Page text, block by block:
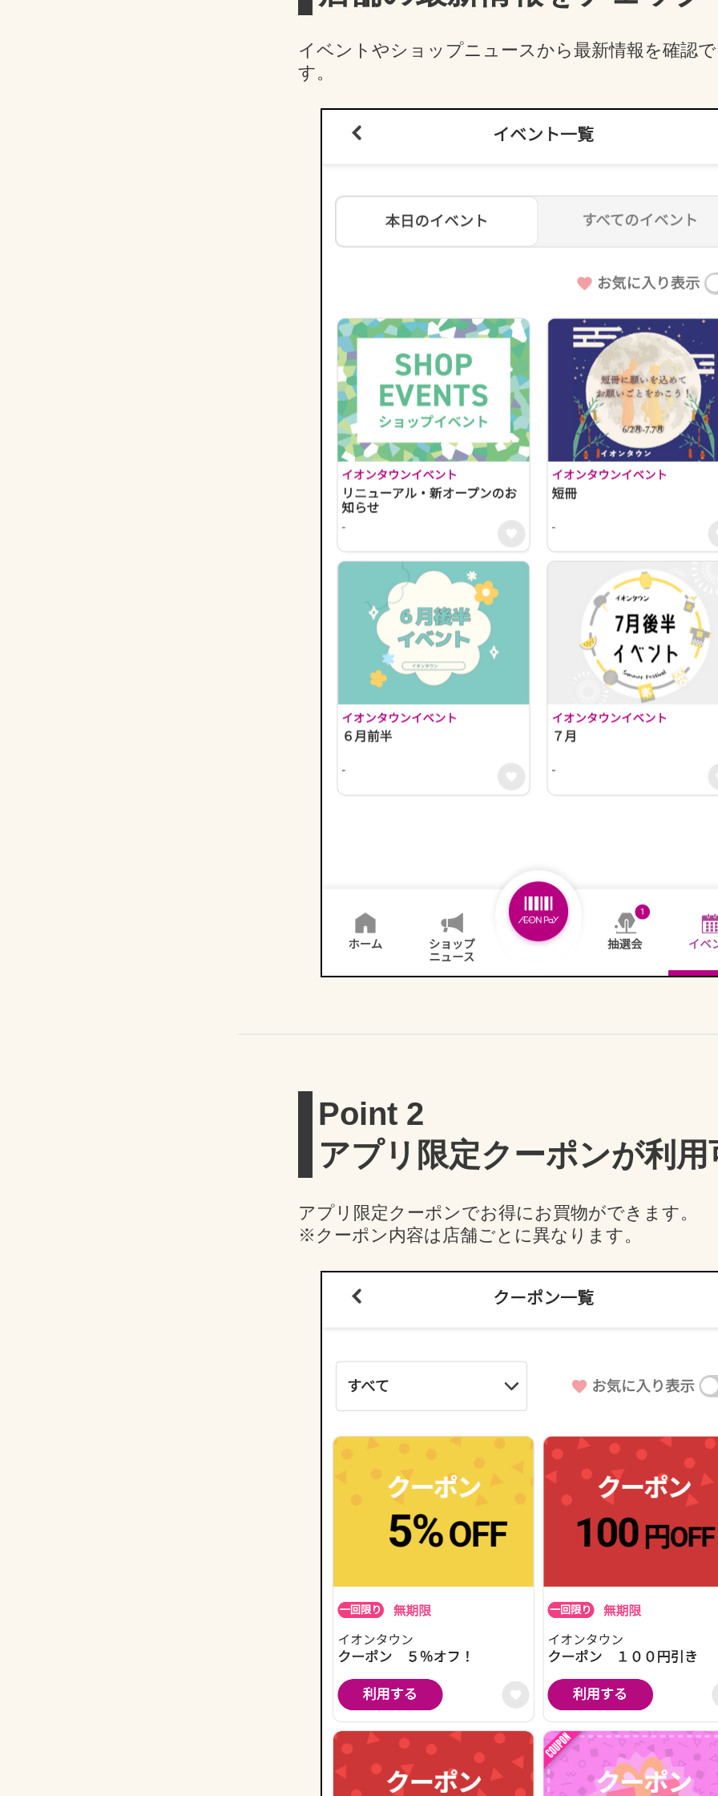
イベントやショップニュースから最新情報を確認
す。
Point 2
アプリ限定クーポンが利用
アプリ限定クーポンでお得にお買物ができます。
※クーポン内容は店舗ごとに異なります。